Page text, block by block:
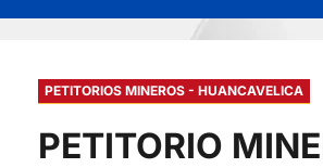
PETITORIOS MINEROS - HUANCAVELICA
PETITORIO